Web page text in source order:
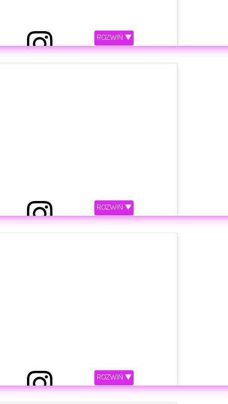
Ewelina Lisowska (@ewelinalisowskaofficial)
ROZWIŃ ▼
Ewelina Lisowska (@ewelinalisowskaofficial)
ROZWIŃ ▼
ROZWIŃ ▼